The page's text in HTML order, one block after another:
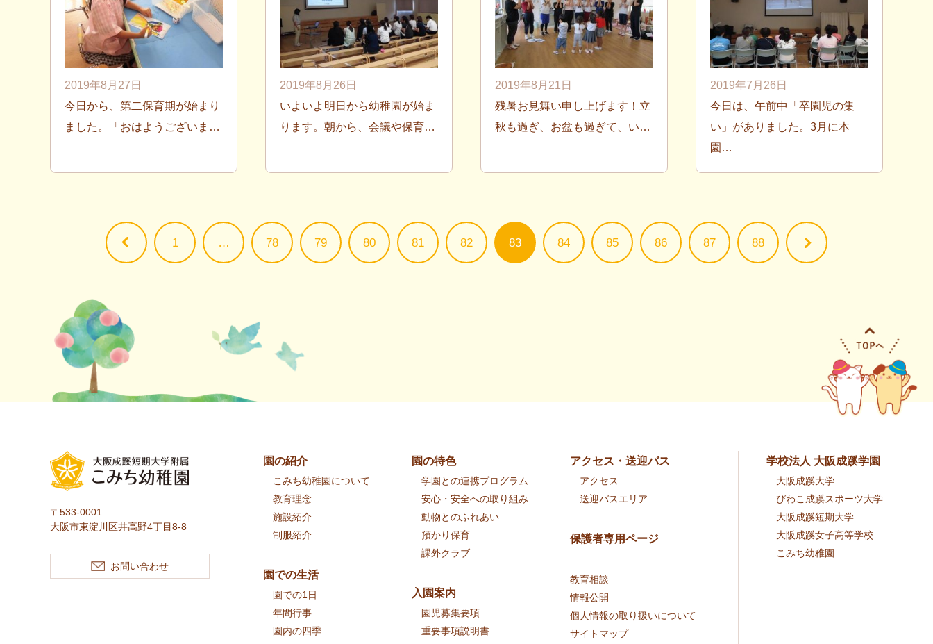
2019年8月27日
今日から、第二保育期が始まり
ました。「おはようございま…
2019年8月26日
いよいよ明日から幼稚園が始ま
ります。朝から、会議や保育…
2019年8月21日
残暑お見舞い申し上げます！立
秋も過ぎ、お盆も過ぎて、い…
2019年7月26日
今日は、午前中「卒園児の集
い」がありました。3月に本
園…
1 … 78 79 80 81 82 83 84 85 86 87 88
〒533-0001
大阪市東淀川区井高野4丁目8-8
園の紹介
こみち幼稚園について
教育理念
施設紹介
制服紹介
園での生活
園での1日
年間行事
園内の四季
園の特色
学園との連携プログラム
安心・安全への取り組み
動物とのふれあい
預かり保育
課外クラブ
入園案内
園児募集要項
重要事項説明書
アクセス・送迎バス
アクセス
送迎バスエリア
保護者専用ページ
教育相談
情報公開
個人情報の取り扱いについて
サイトマップ
学校法人 大阪成蹊学園
大阪成蹊大学
びわこ成蹊スポーツ大学
大阪成蹊短期大学
大阪成蹊女子高等学校
こみち幼稚園
お問い合わせ